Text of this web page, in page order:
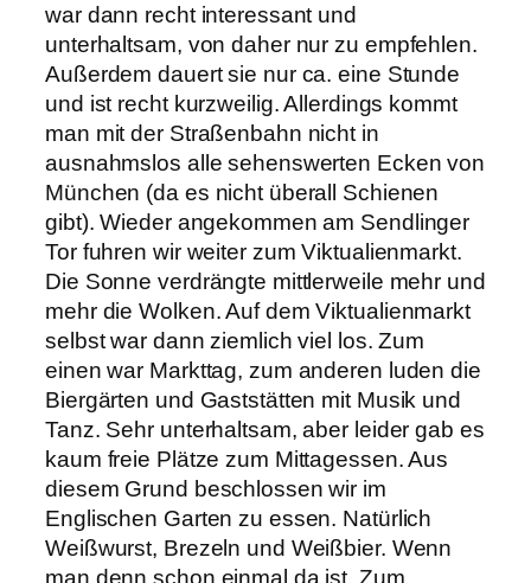
war dann recht interessant und
unterhaltsam, von daher nur zu empfehlen.
Außerdem dauert sie nur ca. eine Stunde
und ist recht kurzweilig. Allerdings kommt
man mit der Straßenbahn nicht in
ausnahmslos alle sehenswerten Ecken von
München (da es nicht überall Schienen
gibt). Wieder angekommen am Sendlinger
Tor fuhren wir weiter zum Viktualienmarkt.
Die Sonne verdrängte mittlerweile mehr und
mehr die Wolken. Auf dem Viktualienmarkt
selbst war dann ziemlich viel los. Zum
einen war Markttag, zum anderen luden die
Biergärten und Gaststätten mit Musik und
Tanz. Sehr unterhaltsam, aber leider gab es
kaum freie Plätze zum Mittagessen. Aus
diesem Grund beschlossen wir im
Englischen Garten zu essen. Natürlich
Weißwurst, Brezeln und Weißbier. Wenn
man denn schon einmal da ist. Zum